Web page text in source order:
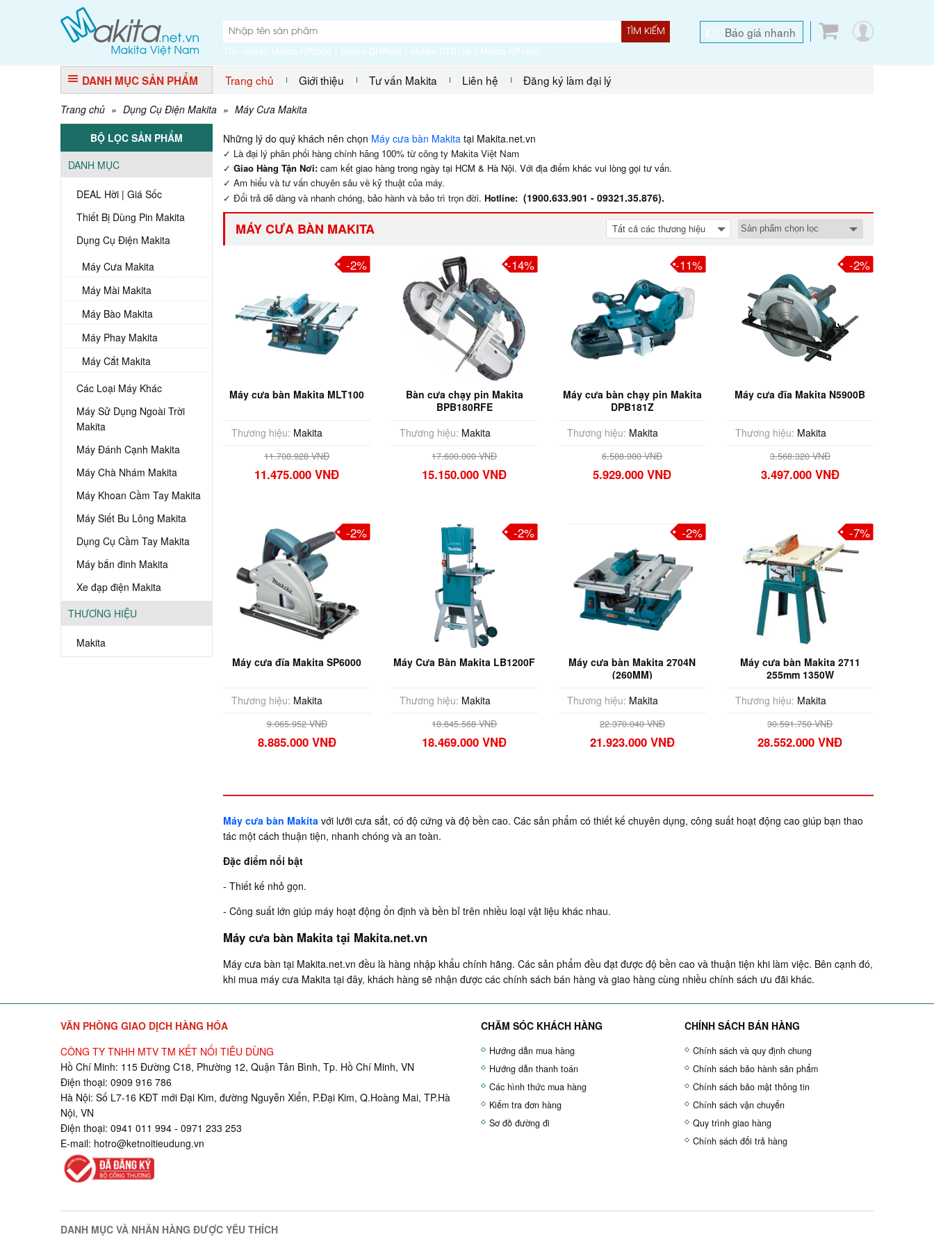
TÌM KIẾM
Tìm nhanh: Makita HP0300 Makita DHP485 Makita DTD156 Makita HP1630
Báo giá nhanh
DANH MỤC SẢN PHẨM Trang chủ Giới thiệu Tư vấn Makita Liên hệ Đăng ký làm đại lý
Trang chủ » Dụng Cụ Điện Makita » Máy Cưa Makita
Những lý do quý khách nên chọn Máy cưa bàn Makita tại Makita.net.vn
✓ Là đại lý phân phối hàng chính hãng 100% từ công ty Makita Việt Nam
✓Giao Hàng Tận Nơi:cam kết giao hàng trong ngày tại HCM & Hà Nội. Với địa điểm khác vui lòng gọi tư vấn.
✓ Am hiểu và tư vấn chuyên sâu về kỹ thuật của máy.
✓ Đổi trả dễ dàng và nhanh chóng, bảo hành và bảo trì trọn đời.Hotline: (1900.633.901 - 09321.35.876).
MÁY CƯA BÀN MAKITA Tất cả các thương hiệu
Máy cưa bàn Makita MLT100
Thương hiệu: Makita
11.708.928 VNĐ
11.475.000 VNĐ
-2%
Bàn cưa chạy pin Makita
BPB180RFE
Thương hiệu: Makita
17.600.000 VNĐ
15.150.000 VNĐ
-14%
Máy cưa bàn chạy pin Makita
DPB181Z
Thương hiệu: Makita
6.588.000 VNĐ
5.929.000 VNĐ
-11%
Máy cưa đĩa Makita N5900B
Thương hiệu: Makita
3.568.320 VNĐ
3.497.000 VNĐ
-2%
Máy cưa đĩa Makita SP6000
Thương hiệu: Makita
9.065.952 VNĐ
8.885.000 VNĐ
-2%
Máy Cưa Bàn Makita LB1200F
Thương hiệu: Makita
18.845.568 VNĐ
18.469.000 VNĐ
-2%
Máy cưa bàn Makita 2704N
(260MM)
Thương hiệu: Makita
22.370.040 VNĐ
21.923.000 VNĐ
-2%
Máy cưa bàn Makita 2711
255mm 1350W
Thương hiệu: Makita
30.591.750 VNĐ
28.552.000 VNĐ
-7%
Máy cưa bàn Makita với lưỡi cưa sắt, có độ cứng và độ bền cao. Các sản phẩm có thiết kế chuyên dụng, công suất hoạt động cao giúp bạn thao
tác một cách thuận tiện, nhanh chóng và an toàn.
Đặc điểm nổi bật
- Thiết kế nhỏ gọn.
- Công suất lớn giúp máy hoạt động ổn định và bền bỉ trên nhiều loại vật liệu khác nhau.
Máy cưa bàn Makita tại Makita.net.vn
Máy cưa bàn tại Makita.net.vn đều là hàng nhập khẩu chính hãng. Các sản phẩm đều đạt được độ bền cao và thuận tiện khi làm việc. Bên cạnh đó,
khi mua máy cưa Makita tại đây, khách hàng sẽ nhận được các chính sách bán hàng và giao hàng cùng nhiều chính sách ưu đãi khác.
BỘ LỌC SẢN PHẨM
DANH MỤC
DEAL Hời | Giá Sốc
Thiết Bị Dùng Pin Makita
Dụng Cụ Điện Makita
Máy Cưa Makita
Máy Mài Makita
Máy Bào Makita
Máy Phay Makita
Máy Cắt Makita
Các Loại Máy Khác
Máy Sử Dụng Ngoài Trời
Makita
Máy Đánh Cạnh Makita
Máy Chà Nhám Makita
Máy Khoan Cầm Tay Makita
Máy Siết Bu Lông Makita
Dụng Cụ Cầm Tay Makita
Máy bắn đinh Makita
Xe đạp điện Makita
THƯƠNG HIỆU
Makita
VĂN PHÒNG GIAO DỊCH HÀNG HÓA
CÔNG TY TNHH MTV TM KẾT NỐI TIÊU DÙNG
Hồ Chí Minh: 115 Đường C18, Phường 12, Quận Tân Bình, Tp. Hồ Chí Minh, VN
Điện thoại: 0909 916 786
Hà Nội: Số L7-16 KĐT mới Đại Kim, đường Nguyễn Xiển, P.Đại Kim, Q.Hoàng Mai, TP.Hà
Nội, VN
Điện thoại: 0941 011 994 - 0971 233 253
E-mail: hotro@ketnoitieudung.vn
CHĂM SÓC KHÁCH HÀNG
Hướng dẫn mua hàng
Hướng dẫn thanh toán
Các hình thức mua hàng
Kiểm tra đơn hàng
Sơ đồ đường đi
CHÍNH SÁCH BÁN HÀNG
Chính sách và quy định chung
Chính sách bảo hành sản phẩm
Chính sách bảo mật thông tin
Chính sách vận chuyển
Quy trình giao hàng
Chính sách đổi trả hàng
DANH MỤC VÀ NHÃN HÀNG ĐƯỢC YÊU THÍCH